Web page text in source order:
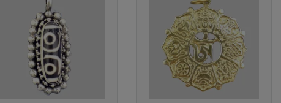
leur intérêt pour la culture tibétaine, sa